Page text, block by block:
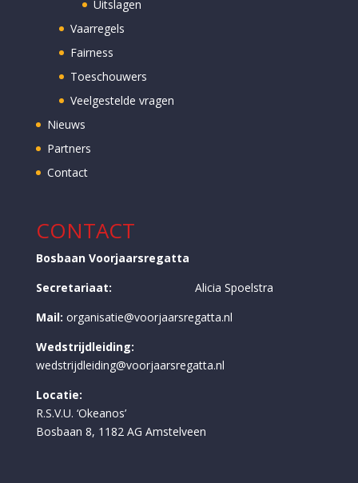
Uitslagen
Vaarregels
Fairness
Toeschouwers
Veelgestelde vragen
Nieuws
Partners
Contact
CONTACT
Bosbaan Voorjaarsregatta
Secretariaat: Alicia Spoelstra
Mail: organisatie@voorjaarsregatta.nl
Wedstrijdleiding:
wedstrijdleiding@voorjaarsregatta.nl
Locatie:
R.S.V.U. ‘Okeanos’
Bosbaan 8, 1182 AG Amstelveen